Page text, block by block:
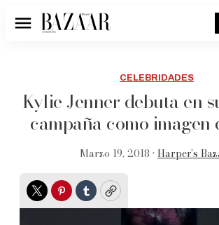
Menú
CELEBRIDADES
Kylie Jenner debuta en
campaña como imagen
Marzo 19, 2018 • Harper’s
TwitterPinterest
TumblrCopy